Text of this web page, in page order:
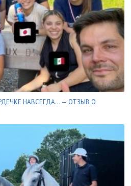
НАВСЕГДА… — ОТЗЫВ О